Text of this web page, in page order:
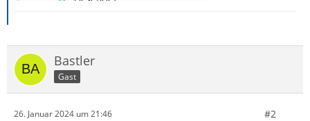
Bastler
Gast
26. Januar 2024 um 21:46 #2